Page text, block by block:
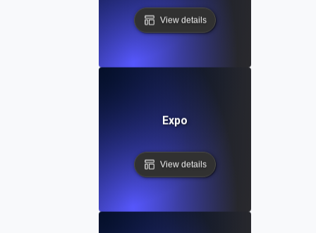
View details
Expo
View details